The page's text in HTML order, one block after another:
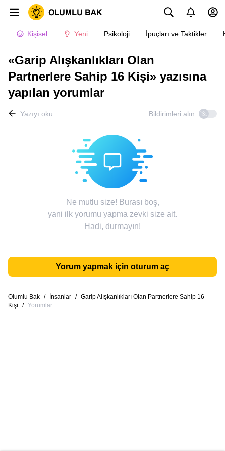
Kişisel Yeni Psikoloji İpuçları ve Taktikler
«Garip Alışkanlıkları Olan
Partnerlere Sahip 16 Kişi» yazısına
yapılan yorumlar
Yazıyı oku Bildirimleri alın
Ne mutlu size! Burası boş,
yani ilk yorumu yapma zevki size ait.
Hadi, durmayın!
Yorum yapmak için oturum aç
Olumlu Bak / İnsanlar / Garip Alışkanlıkları Olan Partnerlere Sahip 16
Kişi
/ Yorumlar